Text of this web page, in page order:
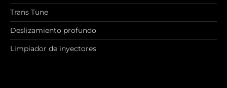
Trans Tune
Deslizamiento profundo
Limpiador de inyectores